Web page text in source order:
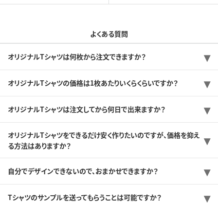
よくある質問
オリジナルTシャツは何枚から注文できますか？
オリジナルTシャツの価格は1枚あたりいくらくらいですか？
オリジナルTシャツは注文してから何日で出来ますか？
オリジナルTシャツをできるだけ安く作りたいのですが、価格を抑え
る方法はありますか？
自分でデザインできないので、おまかせできますか？
Tシャツのサンプルを送ってもらうことは可能ですか？